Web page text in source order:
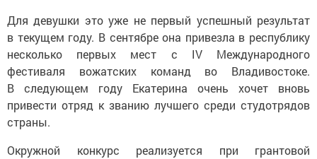
Для девушки это уже не первый успешный результат
в текущем году. В сентябре она привезла в республику
несколько первых мест с IV Международного
фестиваля вожатских команд во Владивостоке.
В следующем году Екатерина очень хочет вновь
привести отряд к званию лучшего среди студотрядов
страны.
Окружной конкурс реализуется при грантовой